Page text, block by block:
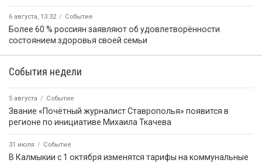
6 августа, 13:32 Событие
Более 60 % россиян заявляют об удовлетворённости
состоянием здоровья своей семьи
События недели
5 августа Событие
Звание «Почётный журналист Ставрополья» появится в
регионе по инициативе Михаила Ткачева
31 июля Событие
В Калмыкии с 1 октября изменятся тарифы на коммунальные